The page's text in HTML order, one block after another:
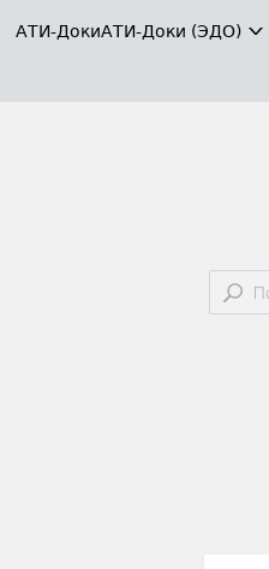
АТИ-ДокиАТИ-Доки (ЭДО)